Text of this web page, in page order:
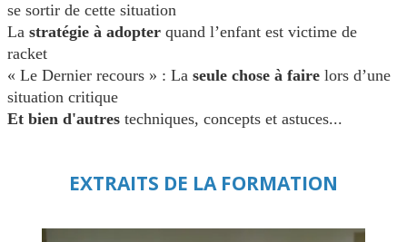
se sortir de cette situation
La stratégie à adopter quand l’enfant est victime de
racket
« Le Dernier recours » : La seule chose à faire lors d’une
situation critique
Et bien d'autres techniques, concepts et astuces...
EXTRAITS DE LA FORMATION